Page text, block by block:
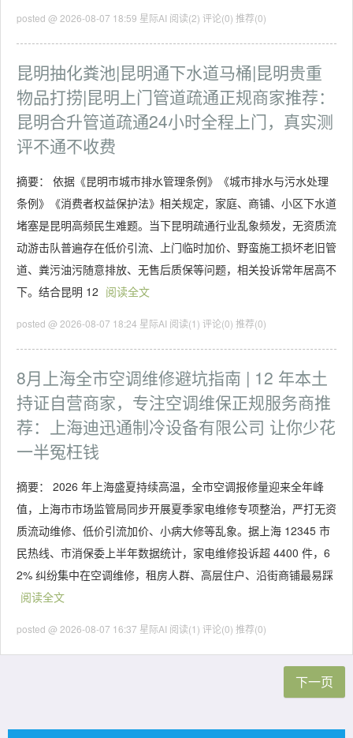
posted @ 2026-08-07 18:59 星际AI 阅读(2) 评论(0) 推荐(0)
昆明抽化粪池|昆明通下水道马桶|昆明贵重
物品打捞|昆明上门管道疏通正规商家推荐：
昆明合升管道疏通24小时全程上门，真实测
评不通不收费
摘要： 依据《昆明市城市排水管理条例》《城市排水与污水处理
条例》《消费者权益保护法》相关规定，家庭、商铺、小区下水道
堵塞是昆明高频民生难题。当下昆明疏通行业乱象频发，无资质流
动游击队普遍存在低价引流、上门临时加价、野蛮施工损坏老旧管
道、粪污油污随意排放、无售后质保等问题，相关投诉常年居高不
下。结合昆明 12 阅读全文
posted @ 2026-08-07 18:24 星际AI 阅读(1) 评论(0) 推荐(0)
8月上海全市空调维修避坑指南 | 12 年本土
持证自营商家，专注空调维保正规服务商推
荐：上海迪迅通制冷设备有限公司 让你少花
一半冤枉钱
摘要： 2026 年上海盛夏持续高温，全市空调报修量迎来全年峰
值，上海市市场监管局同步开展夏季家电维修专项整治，严打无资
质流动维修、低价引流加价、小病大修等乱象。据上海 12345 市
民热线、市消保委上半年数据统计，家电维修投诉超 4400 件，6
2% 纠纷集中在空调维修，租房人群、高层住户、沿街商铺最易踩
阅读全文
posted @ 2026-08-07 16:37 星际AI 阅读(1) 评论(0) 推荐(0)
下一页